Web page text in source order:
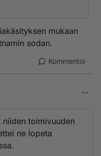
mukaan
sodan.
Kommentoi
toimivuuden
ne lopeta